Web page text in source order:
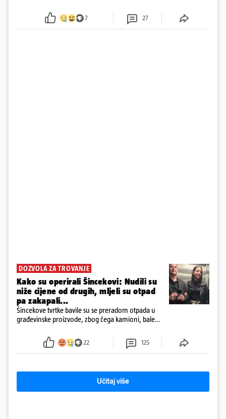
7 27
DOZVOLA ZA TROVANJE
Kako su operirali Šincekovi: Nudili su
niže cijene od drugih, mljeli su otpad
pa zakapali...
Šincekove tvrtke bavile su se preradom otpada u
građevinske proizvode, zbog čega kamioni, bale
22 125
Učitaj više